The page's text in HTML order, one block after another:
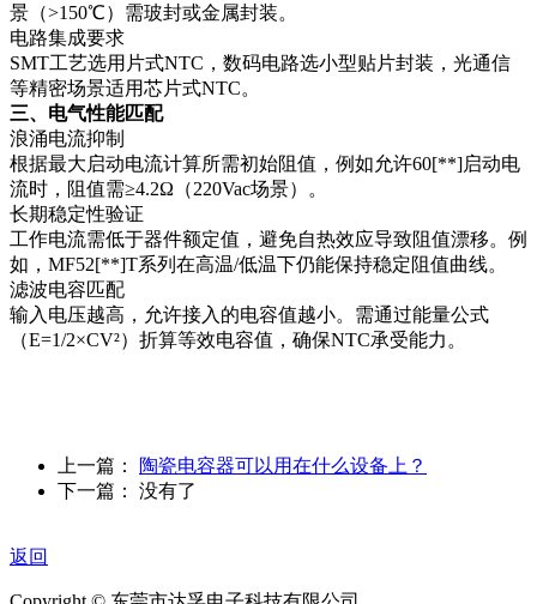
景（>150℃）需玻封或金属封装‌。
电路集成要求‌
SMT工艺选用片式NTC，数码电路选小型贴片封装，光通信
等精密场景适用芯片式NTC‌。
三、电气性能匹配‌
浪涌电流抑制‌
根据最大启动电流计算所需初始阻值，例如允许60[**]启动电
流时，阻值需≥4.2Ω（220Vac场景）‌。
‌长期稳定性验证‌
工作电流需低于器件额定值，避免自热效应导致阻值漂移。例
如，MF52[**]T系列在高温/低温下仍能保持稳定阻值曲线‌。
滤波电容匹配‌
输入电压越高，允许接入的电容值越小。需通过能量公式
（E=1/2×CV²）折算等效电容值，确保NTC承受能力‌。
上一篇：
陶瓷电容器可以用在什么设备上？
下一篇： 没有了
返回